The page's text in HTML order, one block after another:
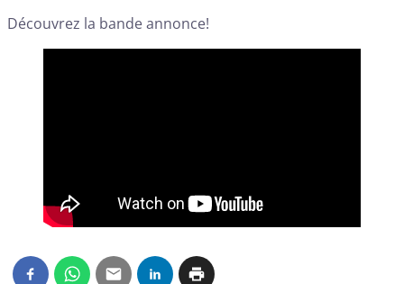
Découvrez la bande annonce!